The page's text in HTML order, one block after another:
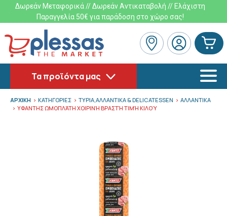
Δωρεάν Μεταφορικά // Δωρεάν Αντικαταβολή // Ελάχιστη
Παραγγελία 50€ για παράδοση στο χώρο σας!
Τα προϊόντα μας
ΑΡΧΙΚΗ ΚΑΤΗΓΟΡΙΕΣ ΤΥΡΙΑ,ΑΛΛΑΝΤΙΚΑ & DELICATESSEN
ΑΛΛΑΝΤΙΚΑ
ΥΦΑΝΤΗΣ ΩΜΟΠΛΆΤΗ ΧΟΙΡΙΝΉ ΒΡΑΣΤΉ ΤΙΜΉ ΚΙΛΟΎ